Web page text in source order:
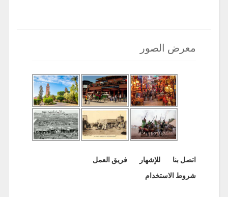
معرض الصور
اتصل بنا للإشهار
فريق العمل
شروط الاستخدام